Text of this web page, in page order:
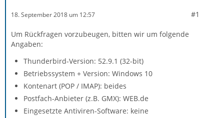
18. September 2018 um 12:57 #1
Um Rückfragen vorzubeugen, bitten wir um folgende
Angaben:
Thunderbird-Version: 52.9.1 (32-bit)
Betriebssystem + Version: Windows 10
Kontenart (POP / IMAP): beides
Postfach-Anbieter (z.B. GMX): WEB.de
Eingesetzte Antiviren-Software: keine